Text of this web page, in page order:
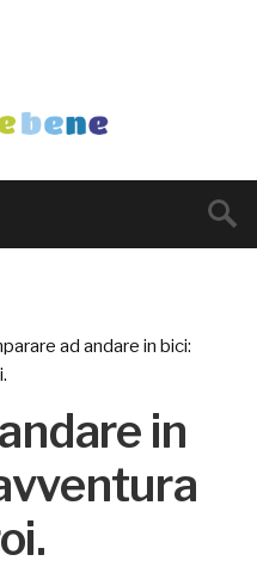
ad andare in bici:
in